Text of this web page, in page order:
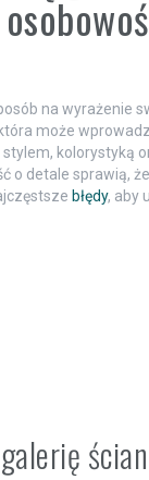
na wyrażenie
może
kolorystyką
o detale sprawią,
błędy, aby